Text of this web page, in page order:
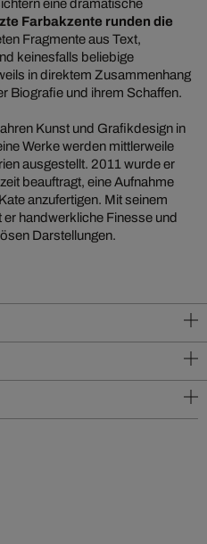
eine dramatische
Farbakzente runden die
Fragmente aus Text,
keinesfalls beliebige
in direktem Zusammenhang
Biografie und ihrem Schaffen.
Kunst und Grafikdesign in
Werke werden mittlerweile
ausgestellt. 2011 wurde er
beauftragt, eine Aufnahme
anzufertigen. Mit seinem
handwerkliche Finesse und
Darstellungen.